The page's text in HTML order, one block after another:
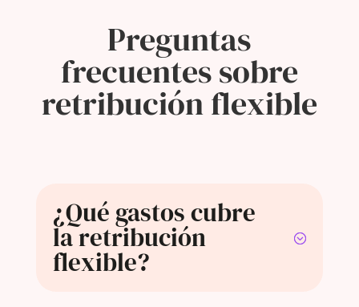
Preguntas
frecuentes sobre
retribución flexible
¿Qué gastos cubre
la retribución
flexible?